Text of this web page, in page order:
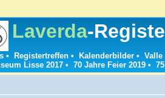
Laverda-
• Registertreffen • Kalenderbilder • Valle
Lisse 2017 • 70 Jahre Feier 2019 •